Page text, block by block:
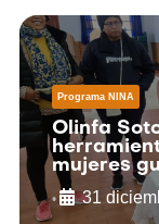
Programa NINA
Olinfa
mujeres
• 31